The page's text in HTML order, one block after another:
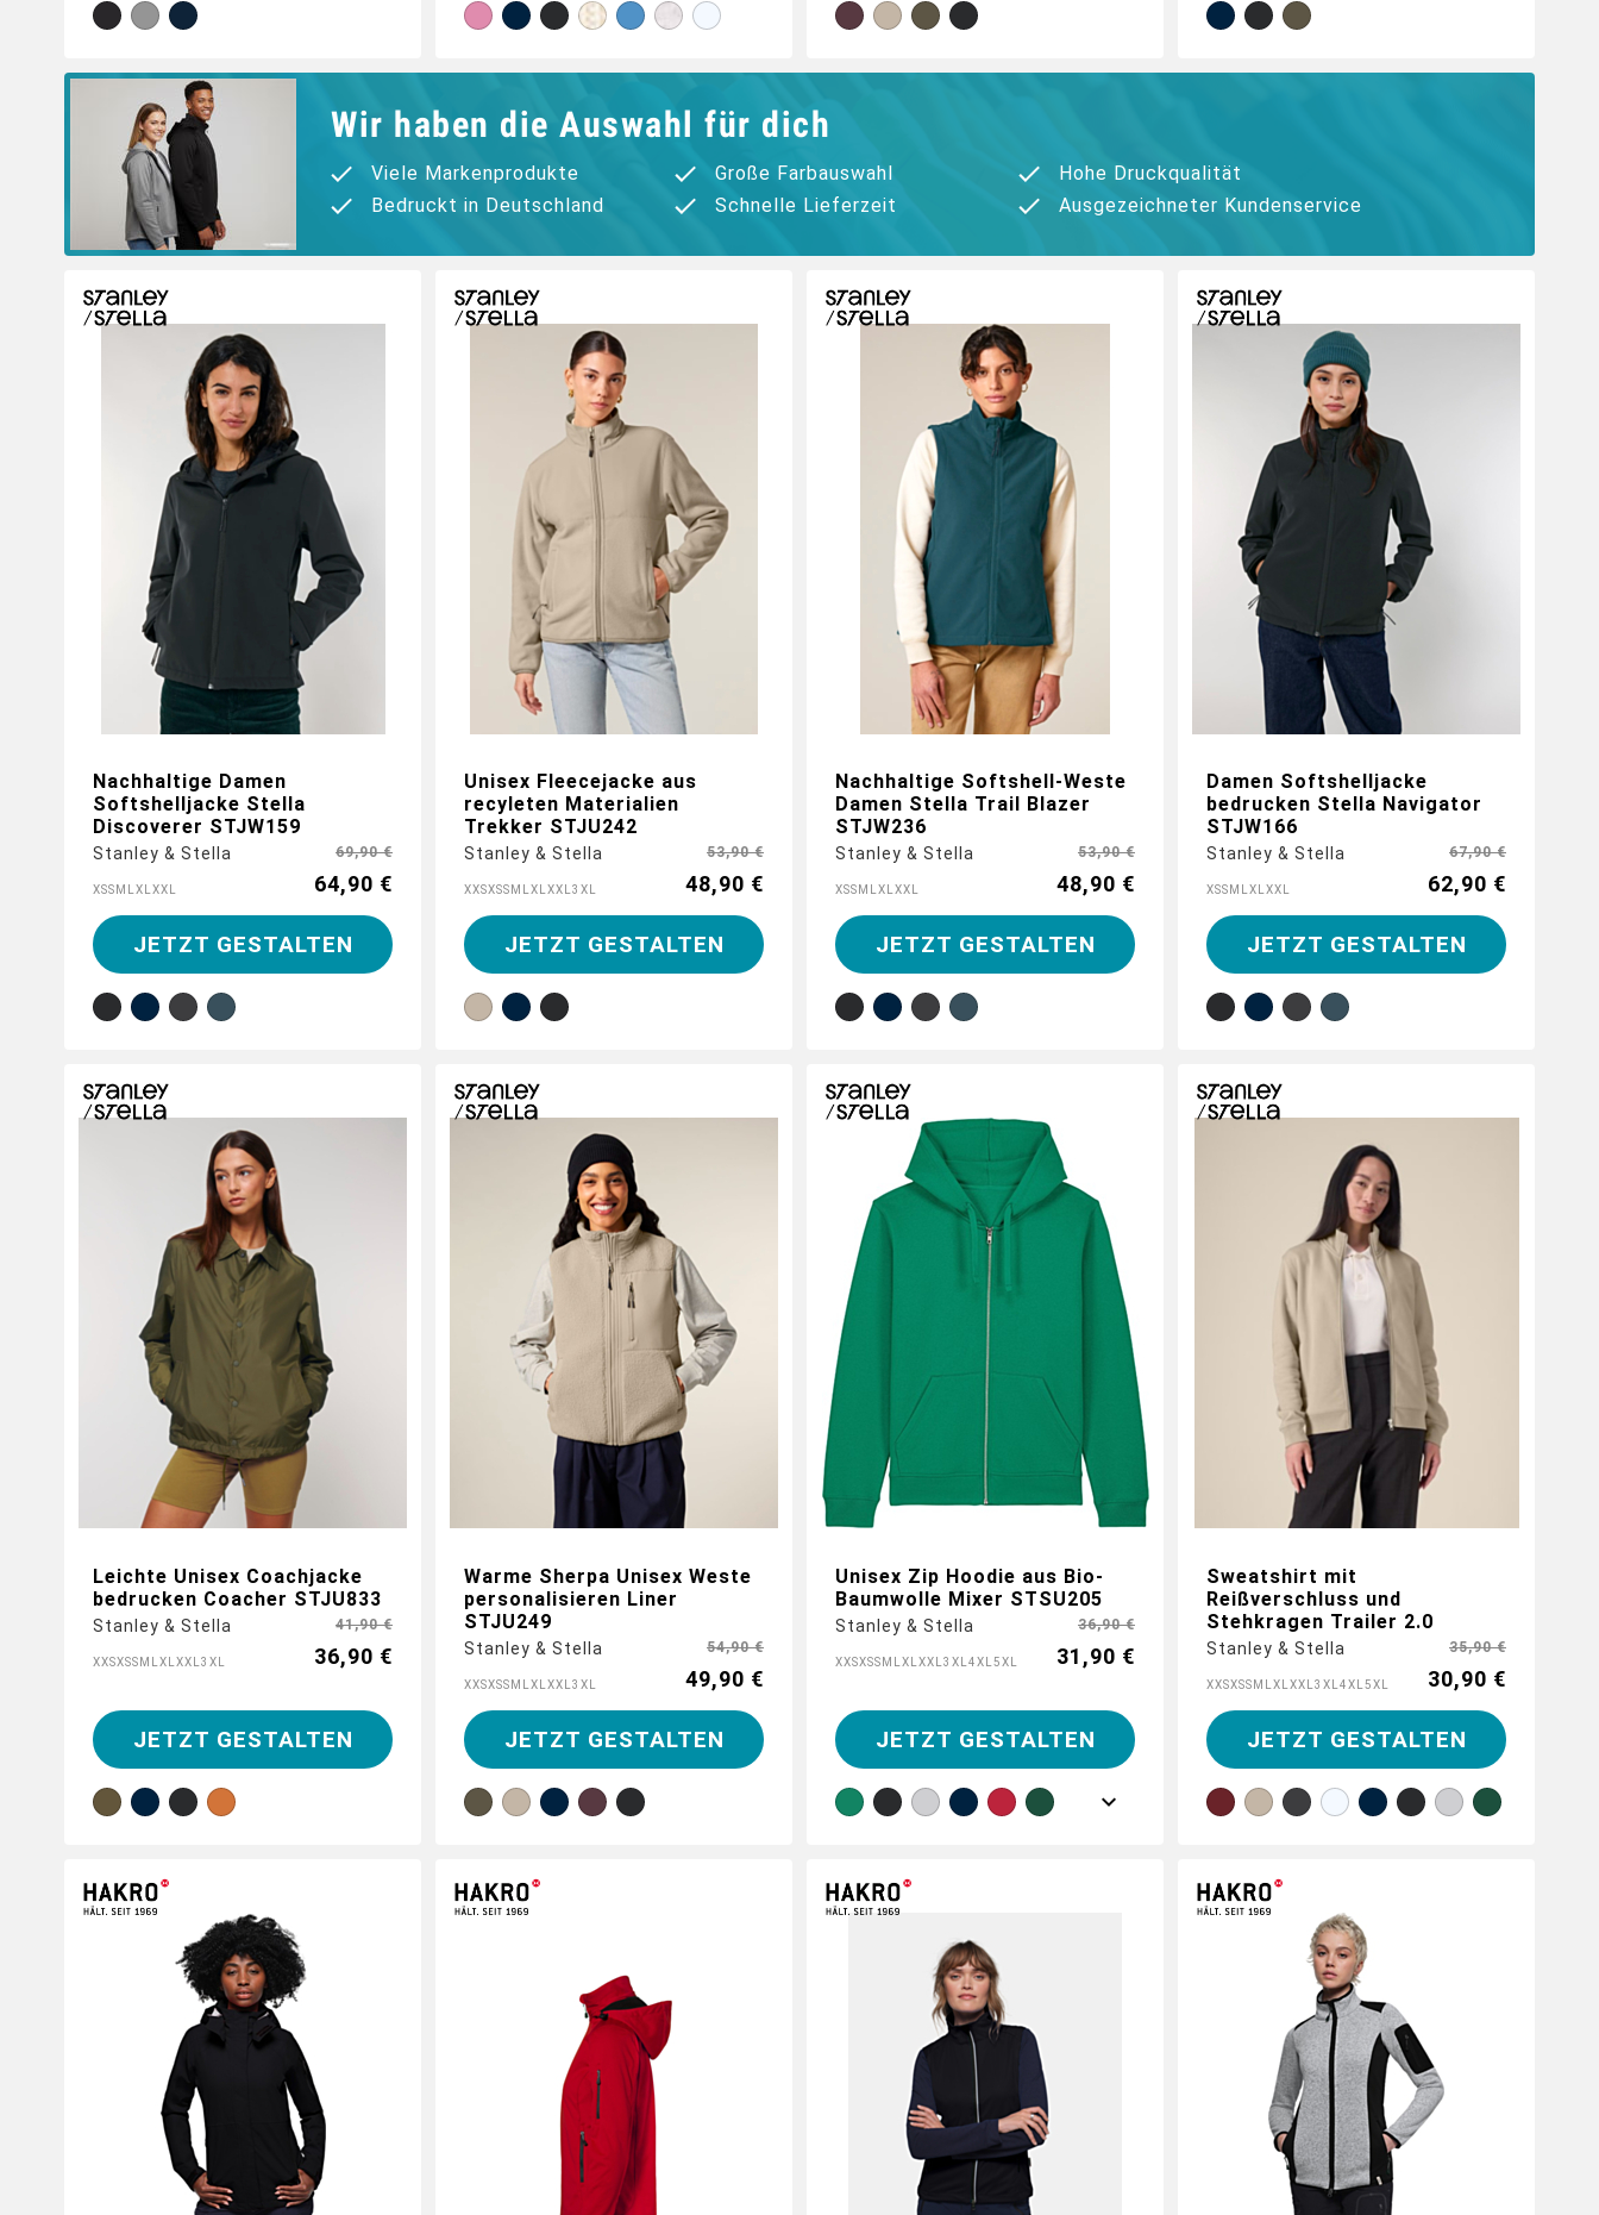
Wir haben die Auswahl für dich
Viele Markenprodukte Große Farbauswahl
Hohe Druckqualität
Bedruckt in Deutschland
Schnelle Lieferzeit Ausgezeichneter Kundenservice
Nachhaltige Damen
Softshelljacke Stella
Discoverer STJW159
Stanley & Stella
XSS M LXLXXL
69,90 €
64,90 €
JETZT GESTALTEN
Unisex Fleecejacke aus
recyleten Materialien
Trekker STJU242
Stanley & Stella
XXSXSS M LXLXXL3XL
53,90 €
48,90 €
JETZT GESTALTEN
Nachhaltige Softshell-Weste
Damen Stella Trail Blazer
STJW236
Stanley & Stella
XSS M LXLXXL
53,90 €
48,90 €
JETZT GESTALTEN
Damen Softshelljacke
bedrucken Stella Navigator
STJW166
Stanley & Stella
XSS M LXLXXL
67,90 €
62,90 €
JETZT GESTALTEN
Leichte Unisex Coachjacke
bedrucken Coacher STJU833
Stanley & Stella
XXSXSS M XL XXL 3XL
41,90 €
36,90 €
JETZT GESTALTEN
Warme Sherpa Unisex Weste
personalisieren Liner
STJU249
Stanley & Stella
XXSXSS M XL XXL 3XL
54,90 €
49,90 €
JETZT GESTALTEN
Unisex Zip Hoodie aus Bio-
Baumwolle Mixer STSU205
Stanley & Stella
XXSXSS M XL XXL 3XL 4XL 5XL
36,90 €
31,90 €
JETZT GESTALTEN
Sweatshirt mit
Reißverschluss und
Stehkragen Trailer 2.0
Stanley & Stella
XXSXSS M XL XXL 3XL 4XL 5XL
35,90 €
30,90 €
JETZT GESTALTEN